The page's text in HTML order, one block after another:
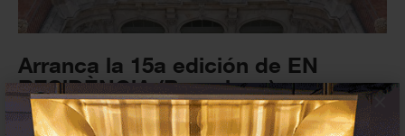
×
Arranca la 15a edición de EN
RESiDÈNCiA (Barcelona)
FESTIVALES 16 OCTUBRE 2023